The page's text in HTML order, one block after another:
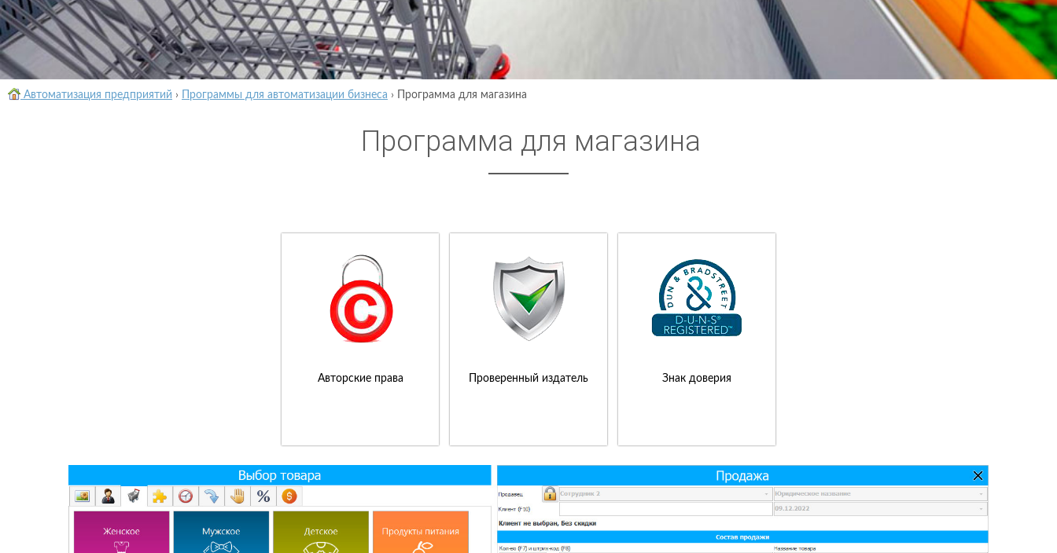
Автоматизация предприятий › Программы для автоматизации бизнеса › Программа для магазина
Программа для магазина
Авторские права Проверенный издатель Знак доверия